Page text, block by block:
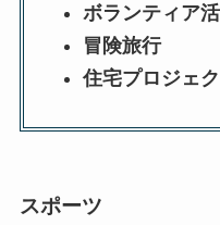
ボランティア
冒険旅行
住宅プロジェ
スポーツ